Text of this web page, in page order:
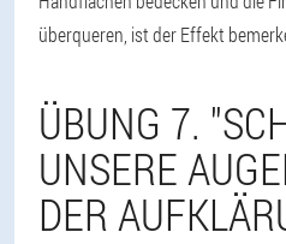
überqueren, ist der Effekt
ÜBUNG 7.
NSERE
ER